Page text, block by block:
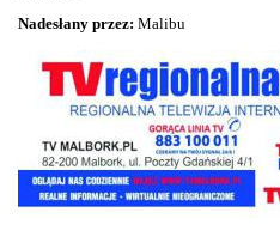
Nadesłany przez: Malibu